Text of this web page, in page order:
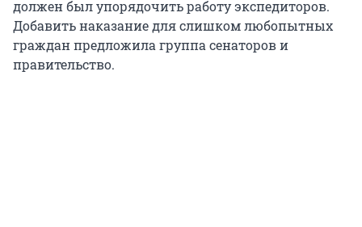
должен был упорядочить работу экспедиторов.
Добавить наказание для слишком любопытных
граждан предложила группа сенаторов и
правительство.